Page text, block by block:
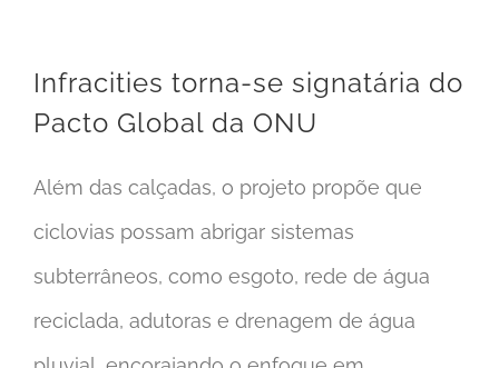
Infracities torna-se signatária do
Pacto Global da ONU
Além das calçadas, o projeto propõe que
ciclovias possam abrigar sistemas
subterrâneos, como esgoto, rede de água
reciclada, adutoras e drenagem de água